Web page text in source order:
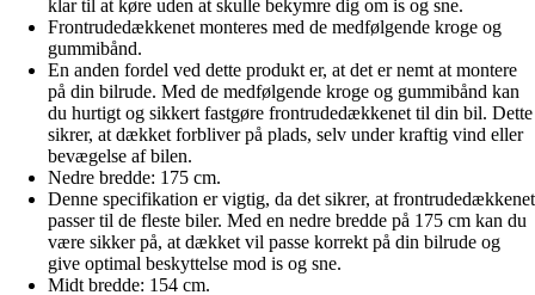
klar til at køre uden at skulle bekymre dig om is og sne.
Frontrudedækkenet monteres med de medfølgende kroge og
gummibånd.
En anden fordel ved dette produkt er, at det er nemt at montere
på din bilrude. Med de medfølgende kroge og gummibånd kan
du hurtigt og sikkert fastgøre frontrudedækkenet til din bil. Dette
sikrer, at dækket forbliver på plads, selv under kraftig vind eller
bevægelse af bilen.
Nedre bredde: 175 cm.
Denne specifikation er vigtig, da det sikrer, at frontrudedækkenet
passer til de fleste biler. Med en nedre bredde på 175 cm kan du
være sikker på, at dækket vil passe korrekt på din bilrude og
give optimal beskyttelse mod is og sne.
Midt bredde: 154 cm.